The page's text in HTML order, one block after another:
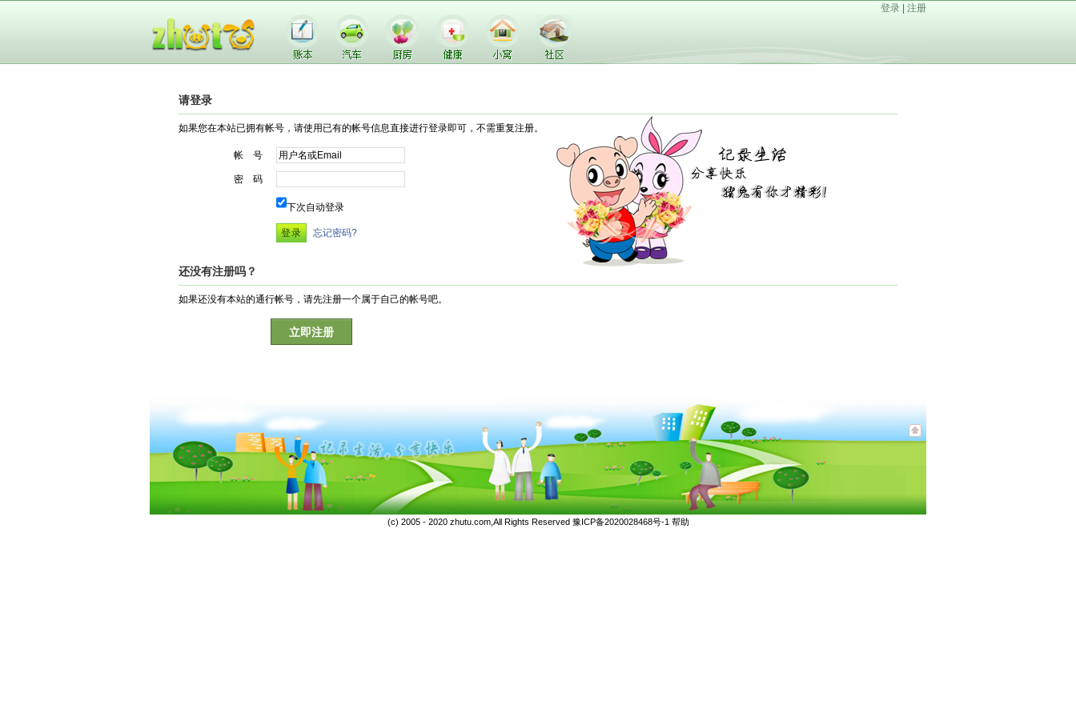
登录 注册
请登录
如果您在本站已拥有帐号，请使用已有的帐号信息直接进行登录即可，不需重复注册。
帐 号
密 码
下次自动登录
忘记密码?
还没有注册吗？
如果还没有本站的通行帐号，请先注册一个属于自己的帐号吧。
立即注册
(c) 2005 - 2020 zhutu.com,All Rights Reserved 豫ICP备2020028468号-1 帮助